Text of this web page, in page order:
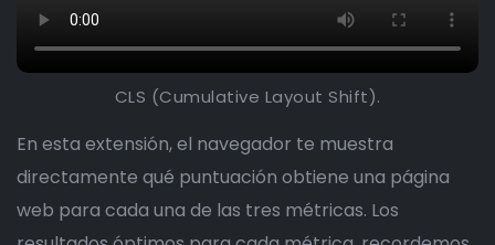
CLS (Cumulative Layout Shift).
En esta extensión, el navegador te muestra
directamente qué puntuación obtiene una página
web para cada una de las tres métricas. Los